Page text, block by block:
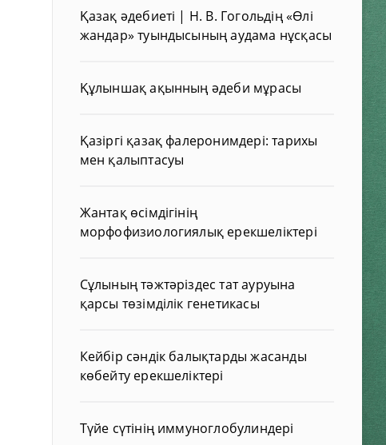
Қазақ әдебиеті | Н. В. Гогольдің «Өлі
жандар» туындысының аудама нұсқасы
Құлыншақ ақынның әдеби мұрасы
Қазіргі қазақ фалеронимдері: тарихы
мен қалыптасуы
Жантақ өсімдігінің
морфофизиологиялық ерекшеліктері
Сұлының тәжтәріздес тат ауруына
қарсы төзімділік генетикасы
Кейбір сәндік балықтарды жасанды
көбейту ерекшеліктері
Түйе сүтінің иммуноглобулиндері